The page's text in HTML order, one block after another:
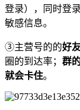
登录），同时登
敏感信息。
③主营号的的好
圈的到达率； 群
就会卡住。